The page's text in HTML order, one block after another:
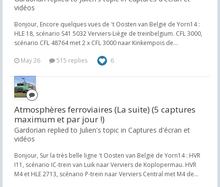
vidéos
Bonjour, Encore quelques vues de 't Oosten van België de Yorn14 :
HLE 18, scénario S41 5032 Verviers-Liège de treinbelgium. CFL 3000,
scénario CFL 48764 met 2 x CFL 3000 naar Kinkempois de...
May 26 515 replies 6
Atmosphères ferroviaires (La suite) (5 captures
maximum et par jour !)
Gardorian replied to Julien's topic in Captures d'écran et
vidéos
Bonjour, Sur la très belle ligne 't Oosten van België de Yorn14 : HVR
I11, scénario IC-trein van Luik naar Verviers de Koplopermau. HVR
M4 et HLE 2713, scénario P-trein naar Verviers Central met M4 de...